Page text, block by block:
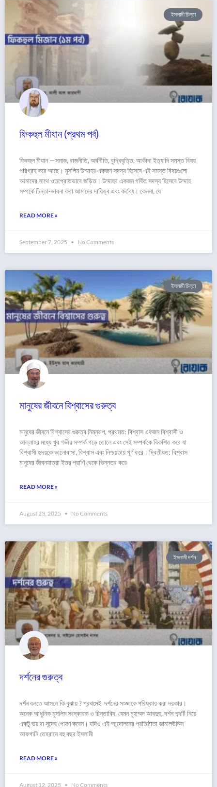
ইসলামী চিন্তা
ফিকহুল মীযান (প্রথম পর্ব)
ফিকহুল মীযান —সমাজ, রাজনীতি, অর্থনীতি, বুদ্ধিবৃত্তি, আকীদা ইত্যাদি সমস্ত বিষয়
পরিগ্রহ করে আছে। মুসলিম উম্মাহর একজন সদস্য হিসেবে এই সমস্ত বিষয়গুলো
আমাদের সাথে ওতপ্রোতভাবে জড়িত। উম্মাহর একজন গর্বিত সদস্য হিসেবে উম্মাহ
সম্পর্কে চিন্তা-ভাবনা করা আমাদের দায়িত্ব এবং কর্তব্য। কেননা, যে
READ MORE »
September 7, 2025 No Comments
ইসলামী চিন্তা
মানুষের জীবনে বিশ্বাসের গুরুত্ব
মানুষের জীবনে বিশ্বাসের গুরুত্ব নিম্নরূপ, প্রথমত: বিশ্বাস একজন বিশ্বাসী ও
আল্লাহর মধ্যে খুব গভীর সম্পর্ক গড়ে তোলে এবং সেই সম্পর্ককে বিকশিত করে যা
বিশ্বাসী হৃদয়কে ভালোবাসা, বিশ্বাস এবং নিশ্চয়তায় পূর্ণ করে। দ্বিতীয়ত: বিশ্বাস
মানুষের জীবনযাত্রা ইতর প্রাণি থেকে ভিন্নতর করে
READ MORE »
August 23, 2025 No Comments
ইসলামী দর্শন
দর্শনের গুরুত্ব
দর্শন বলতে আসলে কি বুঝায় ? প্রথমেই দর্শনের সংজ্ঞাকে পরিষ্কার করা দরকার।
অনেক আধুনিক মুসলিম সংস্কারক ও চিন্তাবিদ, যেমন মুহাম্মদ আবদুহু, দর্শন শব্দটি নিয়ে
একটু ভয় বা সন্দেহ পোষণ করেন। যদিও এই আন্দোলনের প্রতিষ্ঠাতা জামালউদ্দিন
আফগানি তেহরানে বহু বছর ইসলামী
READ MORE »
August 12, 2025 No Comments